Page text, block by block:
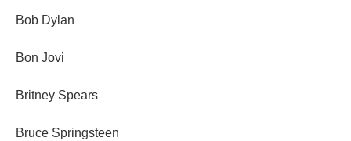
Bob Dylan
Bon Jovi
Britney Spears
Bruce Springsteen